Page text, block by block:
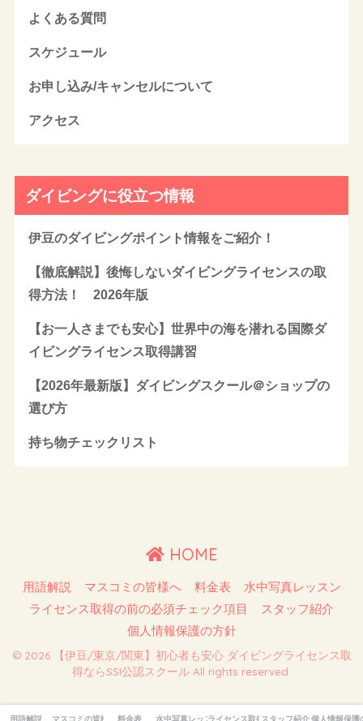
よくある質問
スケジュール
お申し込み/キャンセルについて
アクセス
ダイビングに役立つ情報
伊豆のダイビングポイント情報をご紹介！
【徹底解説】後悔しないダイビングライセンスの取
得方法！ 2026年版
【お一人さまでも安心】世界中の海を潜れる国際ダ
イビングライセンス取得講習
【2026年最新版】ダイビングスクール＠ショップの
選び方
持ち物チェックリスト
HOME
用語解説 マスコミの皆様へ 料金表
水中写真レッスン
ライセンス取得の前の必須チェック項目
スタッフ紹介
個人情報保護の方針
© 2026 【伊豆/東京/関東】初心者も安心 ダイビングライセンス取
得ならSSI公認スクール All rights reserved.
用語解説 マスコミの皆様へ 料金表 水中写真レッスンライセンス取得の前の必須チェック項目
スタッフ紹介個人情報保護